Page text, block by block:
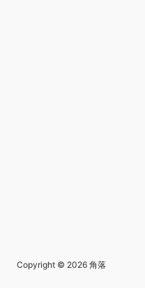
Copyright © 2026 角落